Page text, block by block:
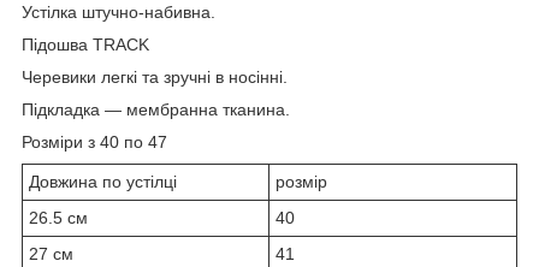
Устілка штучно-набивна.
Підошва TRACK
Черевики легкі та зручні в носінні.
Підкладка — мембранна тканина.
Розміри з 40 по 47
Довжина по устілці
розмір
26.5 см
40
27 см
41